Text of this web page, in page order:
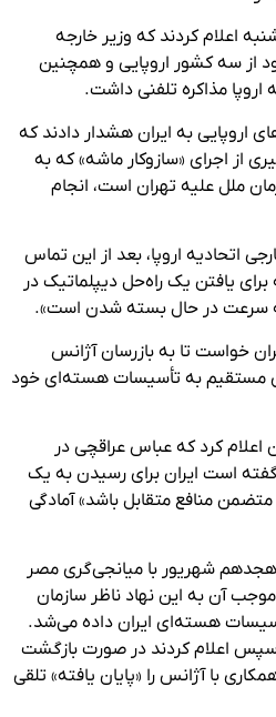
اعلام کردند که وزیر خارجه
از سه کشور اروپایی و همچنین
مذاکره تلفنی داشت.
اروپایی به ایران هشدار دادند که
از اجرای «سازوکار ماشه» که به
ملل علیه تهران است، انجام
اتحادیه اروپا، بعد از این تماس
برای یافتن یک راه‌حل دیپلماتیک در
سرعت در حال بسته شدن است».
خواست تا به بازرسان آژانس
مستقیم به تأسیسات هسته‌ای خود
اعلام کرد که عباس عراقچی در
است ایران برای رسیدن به یک
منافع متقابل باشد» آمادگی
هجدهم شهریور با میانجی‌گری مصر
آن به این نهاد ناظر سازمان
هسته‌ای ایران داده می‌شد.
اعلام کردند در صورت بازگشت
با آژانس را «پایان یافته» تلقی